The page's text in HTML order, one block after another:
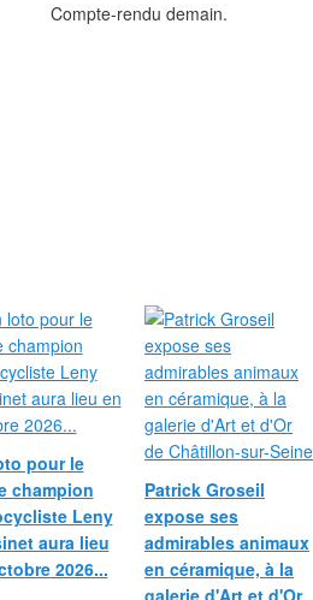
Compte-rendu demain.
pour le
champion
Leny
aura lieu
2026...
Patrick Groseil
expose ses
admirables animaux
en céramique, à la
galerie d'Art et d'Or